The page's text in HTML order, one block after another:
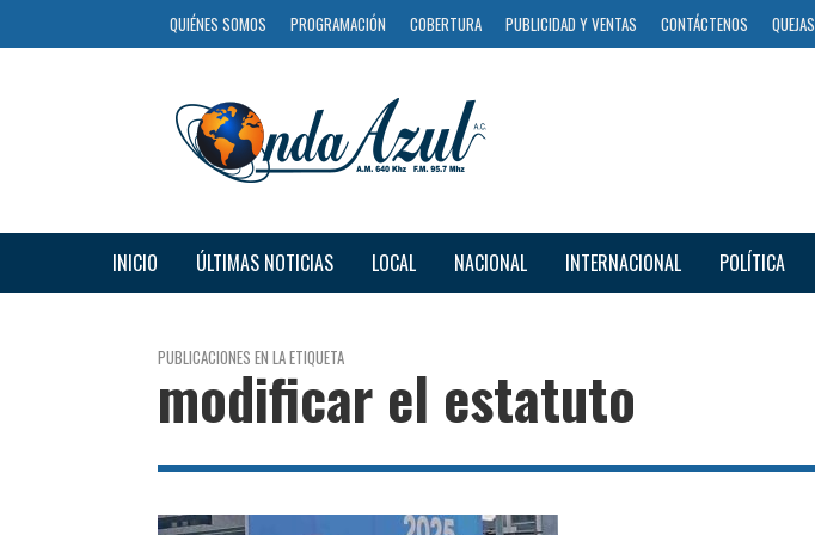
QUIÉNES SOMOS PROGRAMACIÓN COBERTURA PUBLICIDAD Y VENTAS CONTÁCTENOS QUEJAS
INICIO ÚLTIMAS NOTICIAS LOCAL NACIONAL INTERNACIONAL POLÍTICA
PUBLICACIONES EN LA ETIQUETA
modificar el estatuto